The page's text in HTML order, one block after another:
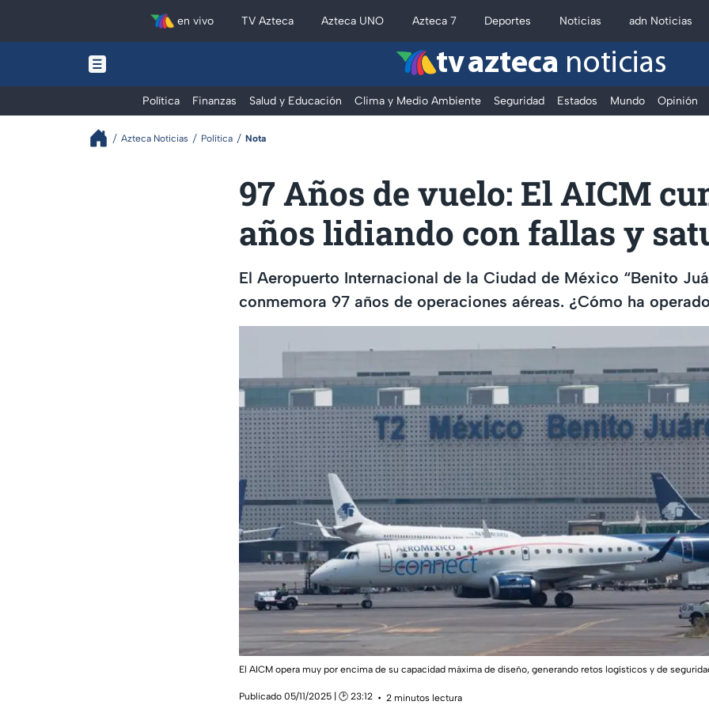
en vivo TV Azteca Azteca UNO Azteca 7 Deportes Noticias adn Noticias
tv azteca noticias
Política Finanzas Salud y Educación Clima y Medio Ambiente Seguridad Estados Mundo Opinión
Azteca Noticias Política Nota
97 Años de vuelo: El AICM
años lidiando con fallas y
El Aeropuerto Internacional de la Ciudad de México “Benito
conmemora 97 años de operaciones aéreas. ¿Cómo ha
El AICM opera muy por encima de su capacidad máxima de diseño, generando retos logísticos y de
Publicado 05/11/2025 | 🕑 23:12
2 minutos lectura